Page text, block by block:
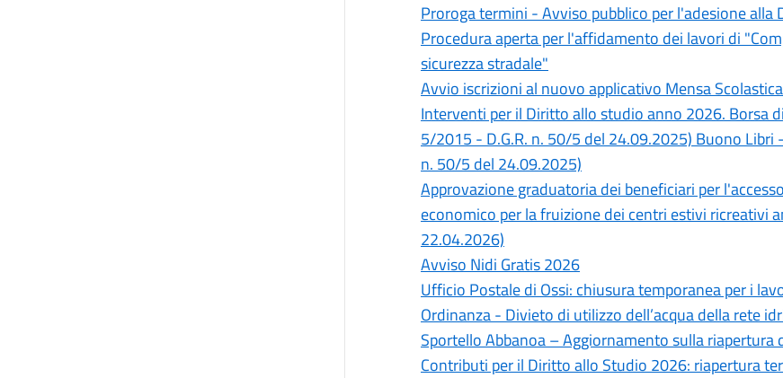
Proroga termini - Avviso pubblico per l'adesione alla
Procedura aperta per l'affidamento dei lavori di
sicurezza stradale"
Avvio iscrizioni al nuovo applicativo Mensa
Interventi per il Diritto allo studio anno 2026. Borsa
5/2015 - D.G.R. n. 50/5 del 24.09.2025) Buono
n. 50/5 del 24.09.2025)
Approvazione graduatoria dei beneficiari per
economico per la fruizione dei centri estivi ricreativi
22.04.2026)
Avviso Nidi Gratis 2026
Ufficio Postale di Ossi: chiusura temporanea per i
Ordinanza - Divieto di utilizzo dell’acqua della rete
Sportello Abbanoa – Aggiornamento sulla riapertura
Contributi per il Diritto allo Studio 2026: riapertura